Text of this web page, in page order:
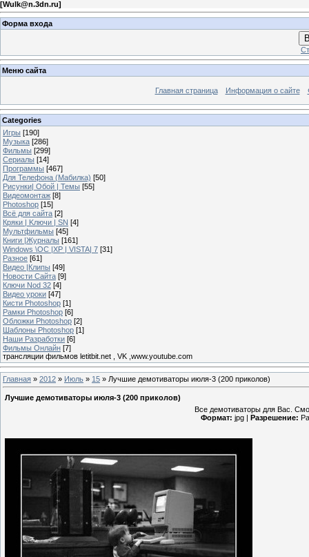
[Wulk@n.3dn.ru]
Форма входа
Меню сайта
Главная страница Информация о сайте
Categories
Игры [190]
Музыка [286]
Фильмы [299]
Сериалы [14]
Программы [467]
Для Телефона (Мабилка) [50]
Рисунки| Обой | Темы [55]
Видеомонтаж [8]
Photoshop [15]
Всё для сайта [2]
Кряки | Kлючи | SN [4]
Мультфильмы [45]
Книги |Журналы [161]
Windows \OC |XP | VISTA| 7 [31]
Разное [61]
Видео |Клипы [49]
Новости Сайта [9]
Ключи Nod 32 [4]
Видео уроки [47]
Кисти Photoshop [1]
Рамки Photoshop [6]
Обложки Photoshop [2]
Шаблоны Photoshop [1]
Наши Разработки [6]
Фильмы Онлайн [7]
трансляции фильмов letitbit.net , VK ,www.youtube.com
Главная » 2012 » Июль » 15 » Лучшие демотиваторы июля-3 (200 приколов)
Лучшие демотиваторы июля-3 (200 приколов)
Все демотиваторы для Вас.
Формат: jpg | Разрешение: